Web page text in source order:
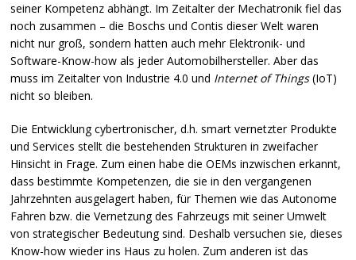
seiner Kompetenz abhängt. Im Zeitalter der Mechatronik fiel das
noch zusammen – die Boschs und Contis dieser Welt waren
nicht nur groß, sondern hatten auch mehr Elektronik- und
Software-Know-how als jeder Automobilhersteller. Aber das
muss im Zeitalter von Industrie 4.0 und Internet of Things(IoT)
nicht so bleiben.
Die Entwicklung cybertronischer, d.h. smart vernetzter Produkte
und Services stellt die bestehenden Strukturen in zweifacher
Hinsicht in Frage. Zum einen habe dieOEMs inzwischen erkannt,
dass bestimmte Kompetenzen, die sie in den vergangenen
Jahrzehnten ausgelagert haben, für Themen wie das Autonome
Fahren bzw. die Vernetzung des Fahrzeugs mit seiner Umwelt
von strategischer Bedeutung sind. Deshalb versuchen sie, dieses
Know-how wieder ins Haus zu holen. Zum anderen ist das